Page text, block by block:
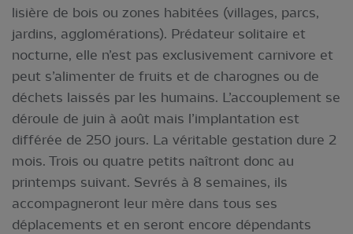
lisière de bois ou zones habitées (villages, parcs,
jardins, agglomérations). Prédateur solitaire et
nocturne, elle n’est pas exclusivement carnivore et
peut s’alimenter de fruits et de charognes ou de
déchets laissés par les humains. L’accouplement se
déroule de juin à août mais l’implantation est
différée de 250 jours. La véritable gestation dure 2
mois. Trois ou quatre petits naîtront donc au
printemps suivant. Sevrés à 8 semaines, ils
accompagneront leur mère dans tous ses
déplacements et en seront encore dépendants